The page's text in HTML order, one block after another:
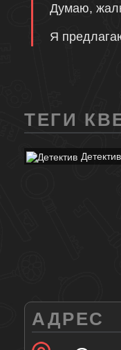
Думаю,
Я
ТЕГИ
Детектив
АДРЕС